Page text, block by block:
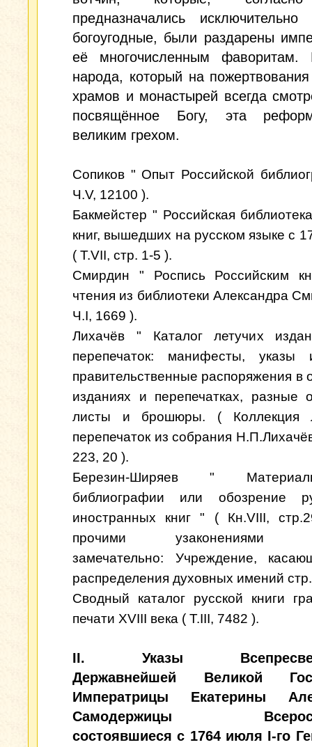
предназначались
богоугодные, были раздарены
её многочисленным фаворитам.
народа, который на
храмов и монастырей всегда
посвящённое Богу, эта
великим грехом.
Сопиков " Опыт Российской
Ч.V, 12100 ).
Бакмейстер " Российская
книг, вышедших на русском языке с
( Т.VII, стр. 1-5 ).
Смирдин " Роспись Российским
чтения из библиотеки Александра
Ч.I, 1669 ).
Лихачёв " Каталог летучих
перепечаток: манифесты, указы
правительственные распоряжения в
изданиях и перепечатках, разные
листы и брошюры. ( Коллекция
перепечаток из собрания
223, 20 ).
Березин-Ширяев "
библиографии или обозрение
иностранных книг " ( Кн.VIII,
прочими узаконениями
замечательно: Учреждение,
распределения духовных имений
Сводный каталог русской книги
печати XVIII века ( Т.III, 7482 ).
II. Указы
Державнейшей Великой
Императрицы Екатерины
Самодержицы
состоявшиеся с 1764 июля I-го